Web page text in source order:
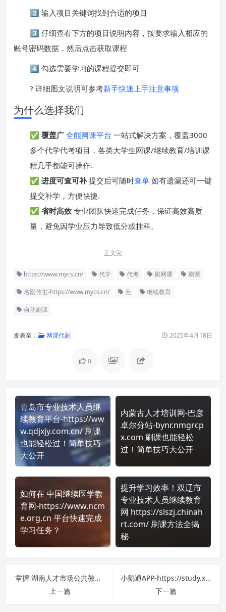
2️⃣ 输入项目关键词找到合适的项目
3️⃣ 仔细查看下方的项目说明内容，按要求输入相应的
账号密码数据，然后点击获取课程
4️⃣ 勾选需要学习的课程提交即可
? 详细图文说明可参考新手快速上手注意事项
为什么选择我们
✅ 覆盖广 全能网课平台 一站式解决方案，覆盖3000
多个代学代考项目，各类大学生网课/继续教育/培训课
程几乎都能可操作.
✅ 进度可查可补提交后可随时查单 如有遗漏还可一键
提交补学，方便快捷.
✅ 省时高效 专业团队快速完成任务，保证高效高质
量，避免因学业压力导致低分或挂科。
正文完
https://www.mycs.cn/ 代学 代考 刷网课 刷课
名医传世-https://www.mycs.cn/ 无 继续教育
自动刷课
发表至： 网课代刷 2025年4月18日
0
青岛市专业技术人员继
续教育平台-https://ww
w.qdjxjy.com.cn/ 刷课
也能轻松过！简单技巧
大公开
内蒙古人才培训网-巴彦
卓尔分站-bynr.nmgrcp
x.com 刷课也能轻松
过！简单技巧大公开
如何在 中国继续医学教
育网-https://www.ncm
e.org.cn 平台快速完成
学习任务？
提升学习效率！双辽市
专业技术人员继续教育
网 https://slszj.chinah
rt.com/ 刷课方法全揭
秘
掌握 湖南人才市场公共教育网-https://www.hnpxw.org/ 课程，简单刷课技巧分享！
上一篇
小鹅通APP-https://study.xiaoe-tech.com/ 课程学习无压力！教你高效刷题技巧
下一篇